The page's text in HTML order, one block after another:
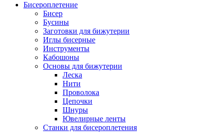
Бисероплетение
Бисер
Бусины
Заготовки для бижутерии
Иглы бисерные
Инструменты
Кабошоны
Основы для бижутерии
Леска
Нити
Проволока
Цепочки
Шнуры
Ювелирные ленты
Станки для бисероплетения